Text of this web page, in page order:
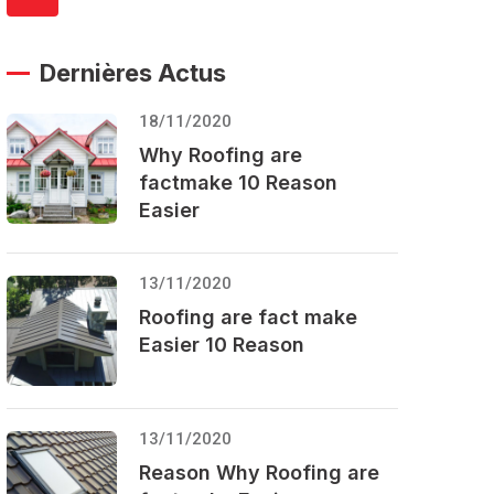
Dernières Actus
18/11/2020
Why Roofing are
factmake 10 Reason
Easier
13/11/2020
Roofing are fact make
Easier 10 Reason
13/11/2020
Reason Why Roofing are